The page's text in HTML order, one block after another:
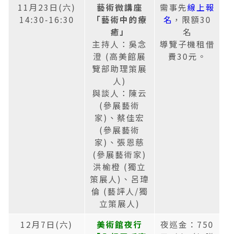
11月23日(六)
14:30-16:30
藝術微講座
「藝術中的療
癒」
主持人：吳念
澄 (高美館展
覽部助理策展
人)
與談人：陳云
(參展藝術
家)、蔡佳宏
(參展藝術
家)、張恩慈
(參展藝術家)
洪榆橙 (獨立
策展人)、呂瑋
倫 (藝評人/獨
立策展人)
需事先線上報
名 ，限額30
名
導覽子機租借
費30元。
12月7日(六)
美術館夜行
夜巡金：750